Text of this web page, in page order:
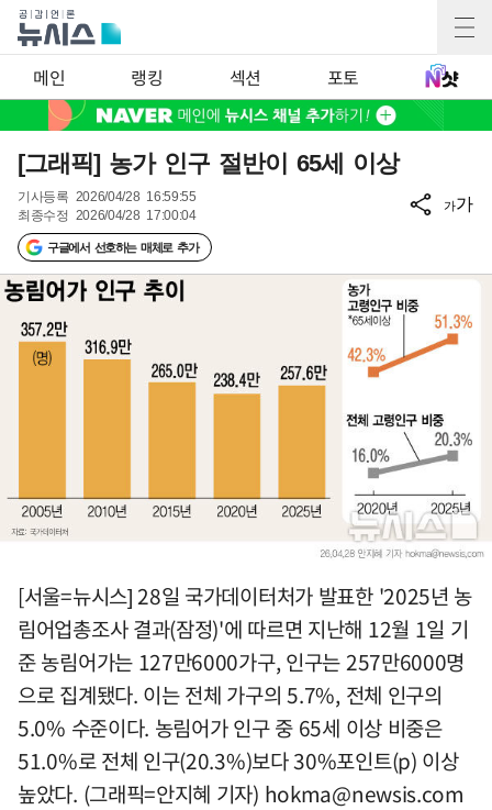
메인 랭킹 섹션 포토
[그래픽] 농가 인구 절반이 65세 이상
기사등록 2026/04/28 16:59:55
최종수정 2026/04/28 17:00:04
구글에서 선호하는 매체로 추가
가가
[서울=뉴시스] 28일 국가데이터처가 발표한 '2025년 농
림어업총조사 결과(잠정)'에 따르면 지난해 12월 1일 기
준 농림어가는 127만6000가구, 인구는 257만6000명
으로 집계됐다. 이는 전체 가구의 5.7%, 전체 인구의
5.0% 수준이다. 농림어가 인구 중 65세 이상 비중은
51.0%로 전체 인구(20.3%)보다 30%포인트(p) 이상
높았다. (그래픽=안지혜 기자) hokma@newsis.com